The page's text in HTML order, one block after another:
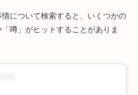
について検索すると、いくつかの
「噂」がヒットすることがありま